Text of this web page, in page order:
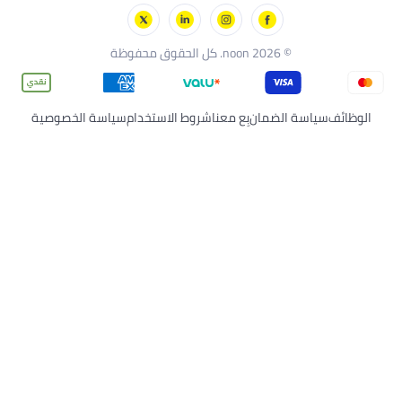
الوظائفسياسة الضمانبِع معناشروط الاستخدامسياسة الخصوصية